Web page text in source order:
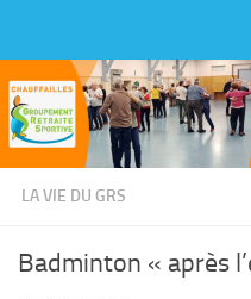
LA VIE DU GRS
Badminton « après